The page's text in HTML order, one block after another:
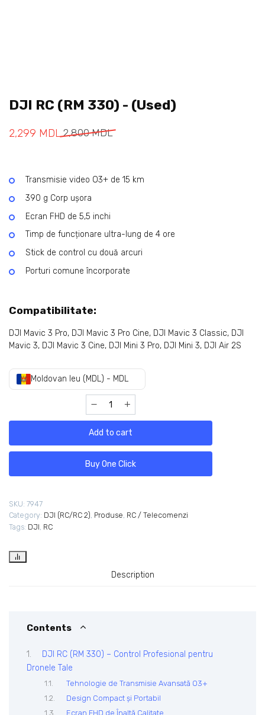
DJI RC (RM 330) - (Used)
2,800MDL
2,299 MDL
Transmisie video O3+ de 15 km
390 g Corp ușora
Ecran FHD de 5,5 inchi
Timp de funcționare ultra-lung de 4 ore
Stick de control cu ​​două arcuri
Porturi comune încorporate
Compatibilitate:
DJI Mavic 3 Pro, DJI Mavic 3 Pro Cine, DJI Mavic 3 Classic, DJI
Mavic 3, DJI Mavic 3 Cine, DJI Mini 3 Pro, DJI Mini 3, DJI Air 2S
Moldovan leu (MDL) - MDL
Add to cart
Buy One Click
SKU: 7947
Category: DJI (RC/RC 2), Produse, RC / Telecomenzi
Tags: DJI RC
Description
Contents
DJI RC (RM 330) – Control Profesional pentru
Dronele Tale
Tehnologie de Transmisie Avansată O3+
Design Compact și Portabil
Ecran FHD de Înaltă Calitate